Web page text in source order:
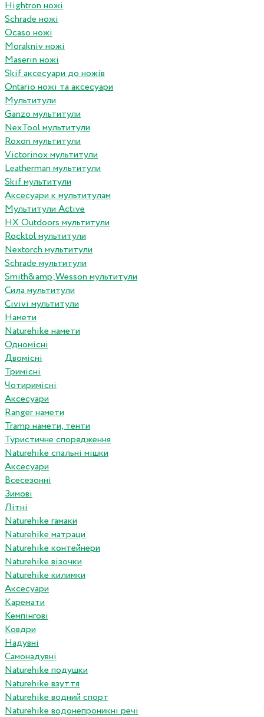
Hightron ножі
Schrade ножі
Ocaso ножі
Morakniv ножі
Maserin ножі
Skif аксесуари до ножів
Ontario ножі та аксесуари
Мультитули
Ganzo мультитули
NexTool мультитули
Roxon мультитули
Victorinox мультитули
Leatherman мультитули
Skif мультитули
Аксесуари к мультитулам
Мультитули Active
HX Outdoors мультитули
Rocktol мультитули
Nextorch мультитули
Schrade мультитули
Smith&amp;Wesson мультитули
Сила мультитули
Civivi мультитули
Намети
Naturehike намети
Одномісні
Двомісні
Тримісні
Чотиримісні
Аксесуари
Ranger намети
Tramp намети, тенти
Туристичне спорядження
Naturehike спальні мішки
Аксесуари
Всесезонні
Зимові
Літні
Naturehike гамаки
Naturehike матраци
Naturehike контейнери
Naturehike візочки
Naturehike килимки
Аксесуари
Каремати
Кемпінгові
Ковдри
Надувні
Самонадувні
Naturehike подушки
Naturehike взуття
Naturehike водний спорт
Naturehike водонепроникні речі